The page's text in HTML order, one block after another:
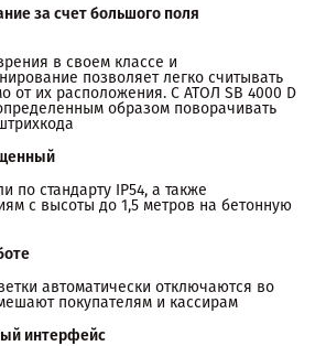
за счет большого поля
в своем классе и
позволяет легко считывать
от их расположения. С АТОЛ SB 4000 D
образом поворачивать
по стандарту IP54, а также
с высоты до 1,5 метров на бетонную
автоматически отключаются во
покупателям и кассирам
интерфейс